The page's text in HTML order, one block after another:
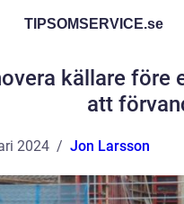
TIPSOMSERVICE.se
källare före
att
2024 Jon Larsson